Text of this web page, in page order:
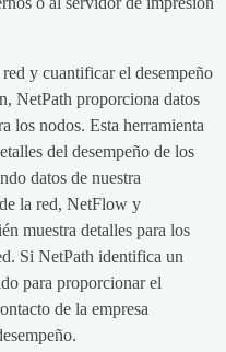
y cuantificar el desempeño
NetPath proporciona datos
los nodos. Esta herramienta
del desempeño de los
datos de nuestra
la red, NetFlow y
muestra detalles para los
Si NetPath identifica un
para proporcionar el
de la empresa